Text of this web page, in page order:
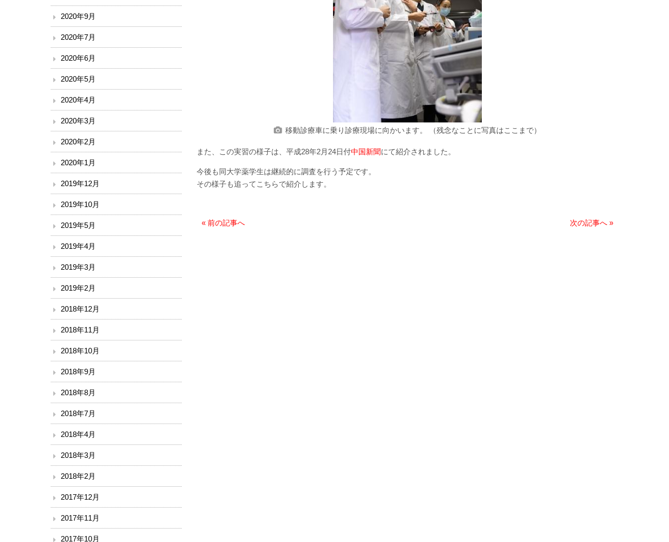
移動診療車に乗り診療現場に向かいます。 （残念なことに写真はここまで）
また、この実習の様子は、平成28年2月24日付中国新聞にて紹介されました。
今後も同大学薬学生は継続的に調査を行う予定です。
その様子も追ってこちらで紹介します。
«前の記事へ 次の記事へ »
2020年9月
2020年7月
2020年6月
2020年5月
2020年4月
2020年3月
2020年2月
2020年1月
2019年12月
2019年10月
2019年5月
2019年4月
2019年3月
2019年2月
2018年12月
2018年11月
2018年10月
2018年9月
2018年8月
2018年7月
2018年4月
2018年3月
2018年2月
2017年12月
2017年11月
2017年10月